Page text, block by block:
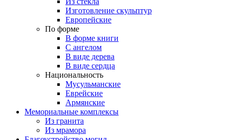
Изготовление скульптур
Европейские
По форме
В форме книги
С ангелом
В виде дерева
В виде сердца
Национальность
Мусульманские
Еврейские
Армянские
Мемориальные комплексы
Из гранита
Из мрамора